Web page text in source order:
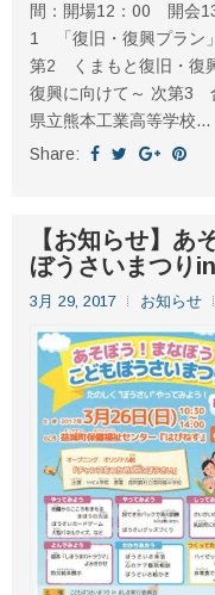
間：開場12：00 開会
1 「復旧・復興プラン
第2 くまもと復旧・復
復興に向けて～ 次第3
県立熊本工業高等学校...
Share:
【お知らせ】あ
ぼうさいまつり
3月 29, 2017 お知らせ